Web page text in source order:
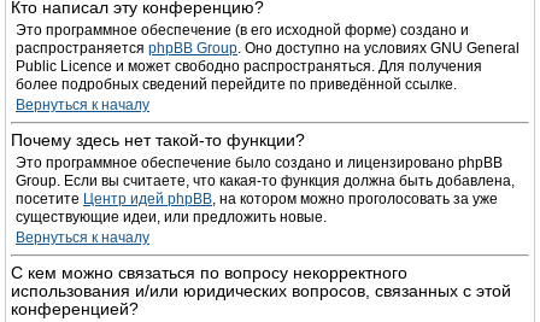
Кто написал эту конференцию?
Это программное обеспечение (в его исходной форме) создано и
распространяется phpBB Group. Оно доступно на условиях GNU General
Public Licence и может свободно распространяться. Для получения
более подробных сведений перейдите по приведённой ссылке.
Вернуться к началу
Почему здесь нет такой-то функции?
Это программное обеспечение было создано и лицензировано phpBB
Group. Если вы считаете, что какая-то функция должна быть добавлена,
посетите Центр идей phpBB, на котором можно проголосовать за уже
существующие идеи, или предложить новые.
Вернуться к началу
С кем можно связаться по вопросу некорректного
использования и/или юридических вопросов, связанных с этой
конференцией?